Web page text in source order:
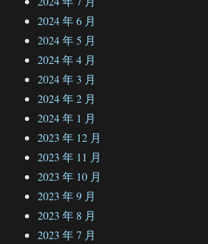
2024 年 6 月
2024 年 5 月
2024 年 4 月
2024 年 3 月
2024 年 2 月
2024 年 1 月
2023 年 12 月
2023 年 11 月
2023 年 10 月
2023 年 9 月
2023 年 8 月
2023 年 7 月